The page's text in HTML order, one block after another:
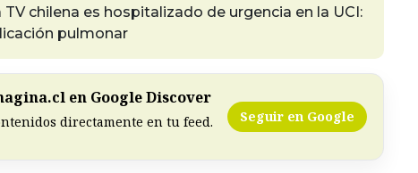
chilena es hospitalizado de urgencia en la UCI:
pulmonar
en Google Discover
directamente en tu feed. Seguir en Google